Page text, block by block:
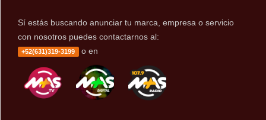
Sí estás buscando anunciar tu marca, empresa o servicio
con nosotros puedes contactarnos al:
+52(631)319-3199 o en